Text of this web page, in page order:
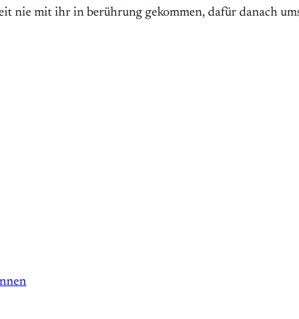
nie mit ihr in berührung gekommen, dafür danach